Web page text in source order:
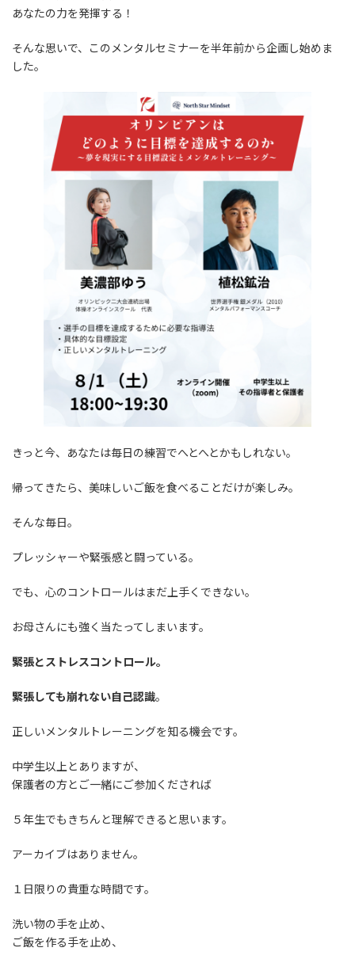
あなたの力を発揮する！
そんな思いで、このメンタルセミナーを半年前から企画し始めま
した。
きっと今、あなたは毎日の練習でへとへとかもしれない。
帰ってきたら、美味しいご飯を食べることだけが楽しみ。
そんな毎日。
プレッシャーや緊張感と闘っている。
でも、心のコントロールはまだ上手くできない。
お母さんにも強く当たってしまいます。
緊張とストレスコントロール。
緊張しても崩れない自己認識。
正しいメンタルトレーニングを知る機会です。
中学生以上とありますが、
保護者の方とご一緒にご参加くだされば
５年生でもきちんと理解できると思います。
アーカイブはありません。
１日限りの貴重な時間です。
洗い物の手を止め、
ご飯を作る手を止め、